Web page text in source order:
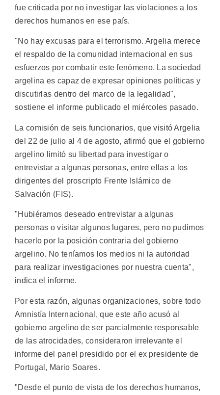
fue criticada por no investigar las violaciones a los
derechos humanos en ese país.
"No hay excusas para el terrorismo. Argelia merece
el respaldo de la comunidad internacional en sus
esfuerzos por combatir este fenómeno. La sociedad
argelina es capaz de expresar opiniones políticas y
discutirlas dentro del marco de la legalidad",
sostiene el informe publicado el miércoles pasado.
La comisión de seis funcionarios, que visitó Argelia
del 22 de julio al 4 de agosto, afirmó que el gobierno
argelino limitó su libertad para investigar o
entrevistar a algunas personas, entre ellas a los
dirigentes del proscripto Frente Islámico de
Salvación (FIS).
"Hubiéramos deseado entrevistar a algunas
personas o visitar algunos lugares, pero no pudimos
hacerlo por la posición contraria del gobierno
argelino. No teníamos los medios ni la autoridad
para realizar investigaciones por nuestra cuenta",
indica el informe.
Por esta razón, algunas organizaciones, sobre todo
Amnistía Internacional, que este año acusó al
gobierno argelino de ser parcialmente responsable
de las atrocidades, consideraron irrelevante el
informe del panel presidido por el ex presidente de
Portugal, Mario Soares.
"Desde el punto de vista de los derechos humanos,